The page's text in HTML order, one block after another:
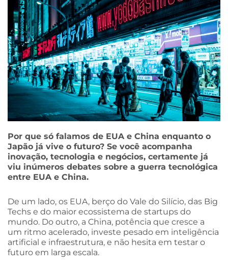
Por que só falamos de EUA e China enquanto o
Japão já vive o futuro? Se você acompanha
inovação, tecnologia e negócios, certamente já
viu inúmeros debates sobre a guerra tecnológica
entre EUA e China.
De um lado, os EUA, berço do Vale do Silício, das Big
Techs e do maior ecossistema de startups do
mundo. Do outro, a China, potência que cresce a
um ritmo acelerado, investe pesado em inteligência
artificial e infraestrutura, e não hesita em testar o
futuro em larga escala.